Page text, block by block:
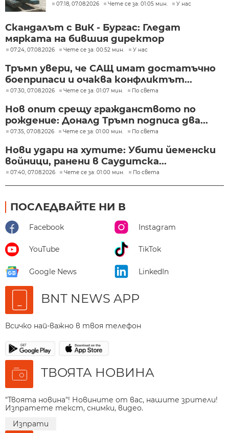
07:18, 07.08.2026 Чете се за: 01:05 мин. У нас
Скандалът с ВиК - Бургас: Гледат
мярката на бившия директор
07:24, 07.08.2026 Чете се за: 00:52 мин. У нас
Тръмп увери, че САЩ имат достатъчно
боеприпаси и очаква конфликтът...
07:30, 07.08.2026 Чете се за: 01:07 мин. По света
Нов опит срещу гражданството по
рождение: Доналд Тръмп подписа два...
07:35, 07.08.2026 Чете се за: 01:00 мин. По света
Нови удари на хутите: Убити йеменски
войници, ранени в Саудитска...
07:40, 07.08.2026 Чете се за: 01:00 мин. По света
ПОСЛЕДВАЙТЕ НИ В
Facebook Instagram
YouTube TikTok
Google News LinkedIn
BNT NEWS APP
Всичко най-важно в твоя телефон
ТВОЯТА НОВИНА
"Твоята новина"! Новините от вас, нашите зрители!
Изпратете текст, снимки, видео.
Изпрати